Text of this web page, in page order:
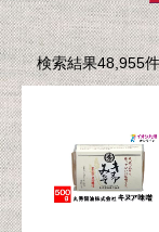
検索結果48,955件